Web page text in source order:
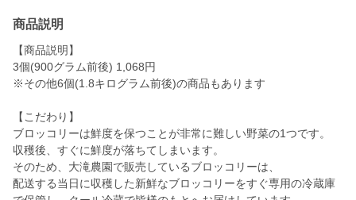
商品説明
【商品説明】
3個(900グラム前後) 1,068円
※その他6個(1.8キログラム前後)の商品もあります
【こだわり】
ブロッコリーは鮮度を保つことが非常に難しい野菜の1つです。
収穫後、すぐに鮮度が落ちてしまいます。
そのため、大滝農園で販売しているブロッコリーは、
配送する当日に収穫した新鮮なブロッコリーをすぐ専用の冷蔵庫